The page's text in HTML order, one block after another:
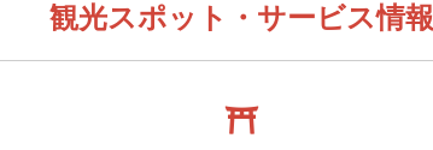
観光スポット・サービス情報